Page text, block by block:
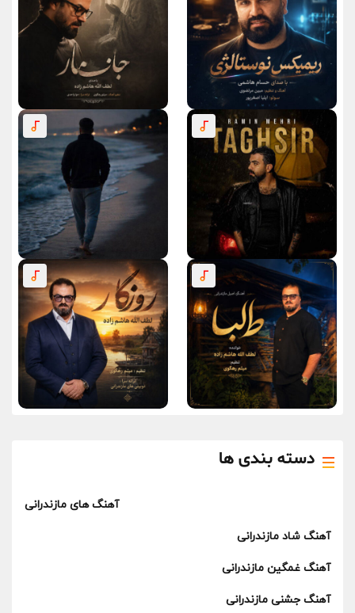
دسته بندی ها
آهنگ های مازندرانی
آهنگ شاد مازندرانی
آهنگ غمگین مازندرانی
آهنگ جشنی مازندرانی